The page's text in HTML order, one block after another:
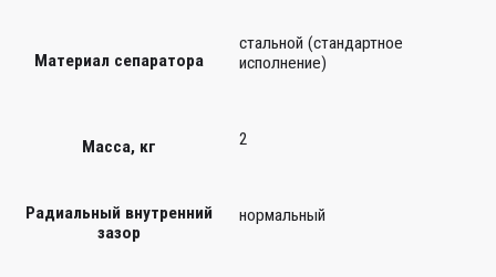
Материал сепаратора
стальной (стандартное
исполнение)
Масса, кг 2
Радиальный внутренний
зазор
нормальный